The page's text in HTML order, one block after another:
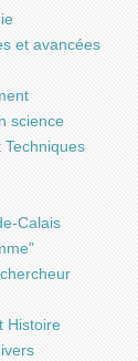
et avancées
science
Techniques
Calais
Histoire